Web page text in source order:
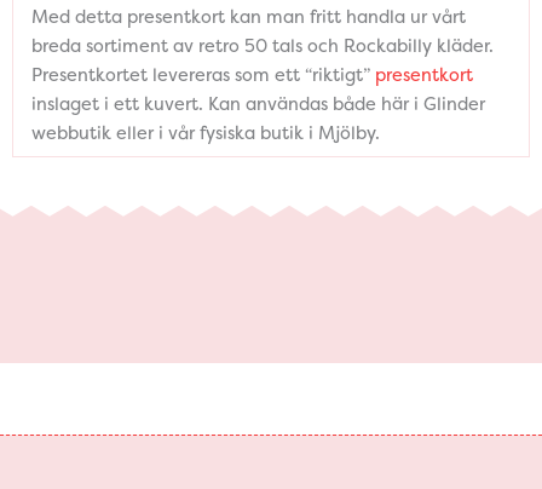
Med detta presentkort kan man fritt handla ur vårt
breda sortiment av retro 50 tals och Rockabilly kläder.
Presentkortet levereras som ett “riktigt” presentkort
inslaget i ett kuvert. Kan användas både här i Glinder
webbutik eller i vår fysiska butik i Mjölby.